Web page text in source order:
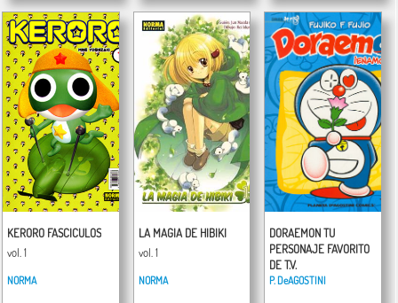
KERORO FASCICULOS
vol. 1
NORMA
LA MAGIA DE HIBIKI
vol. 1
NORMA
DORAEMON TU
PERSONAJE FAVORITO
DE T.V.
vol. 1
P. DeAGOSTINI